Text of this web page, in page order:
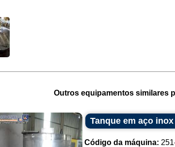
Outros equipamentos similares
Tanque em aço
Código da máquina: